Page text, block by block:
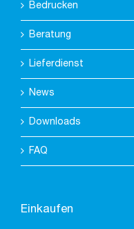
Bedrucken
Beratung
Lieferdienst
News
Downloads
FAQ
Einkaufen